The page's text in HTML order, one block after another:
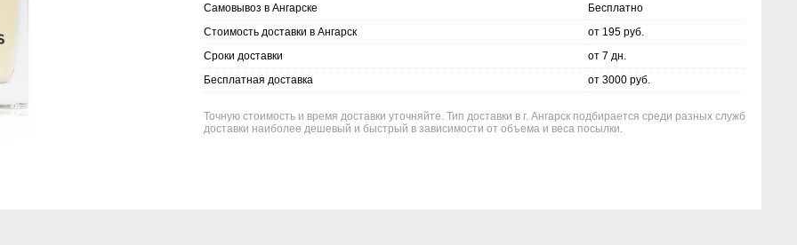
Самовывоз в Ангарске
Бесплатно
Стоимость доставки в Ангарск
от 195 руб.
Сроки доставки
от 7 дн.
Бесплатная доставка
от 3000 руб.
Точную стоимость и время доставки уточняйте. Тип доставки в г. Ангарск подбирается среди разных служб
доставки наиболее дешевый и быстрый в зависимости от объема и веса посылки.